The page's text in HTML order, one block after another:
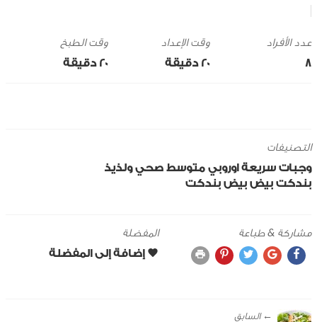
8
وقت الإعداد
20 ‎دقيقة
وقت الطبخ
20 ‎دقيقة
التصنيفات
وجبات سريعة اوروبي متوسط صحي ولذيذ
بندكت بيض بيض بندكت
مشاركة & طباعة المفضلة
← ‎السابق